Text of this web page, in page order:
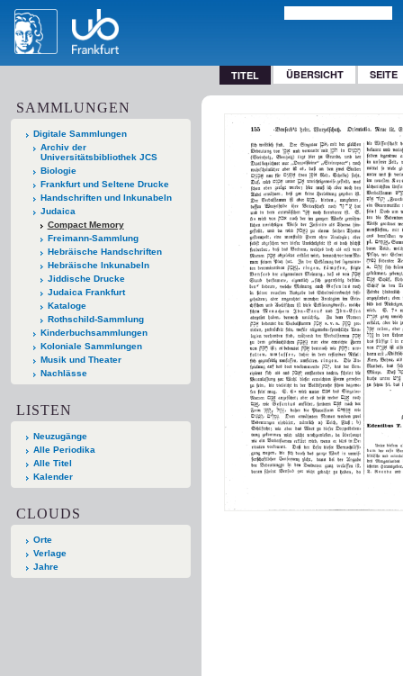
TITEL ÜBERSICHT SEITE
SAMMLUNGEN
Digitale Sammlungen
Archiv der
Universitätsbibliothek JCS
Biologie
Frankfurt und Seltene Drucke
Handschriften und Inkunabeln
Judaica
Compact Memory
Freimann-Sammlung
Hebräische Handschriften
Hebräische Inkunabeln
Jiddische Drucke
Judaica Frankfurt
Kataloge
Rothschild-Sammlung
Kinderbuchsammlungen
Koloniale Sammlungen
Musik und Theater
Nachlässe
LISTEN
Neuzugänge
Alle Periodika
Alle Titel
Kalender
CLOUDS
Orte
Verlage
Jahre